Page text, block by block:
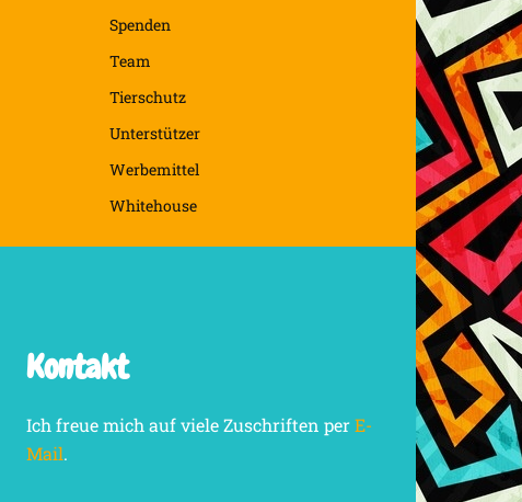
Spenden
Team
Tierschutz
Unterstützer
Werbemittel
Whitehouse
Kontakt
Ich freue mich auf viele Zuschriften perE-
Mail.